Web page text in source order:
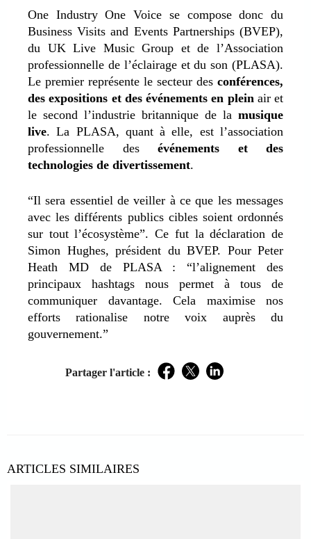
One Industry One Voice se compose donc du
Business Visits and Events Partnerships (BVEP),
du UK Live Music Group et de l’Association
professionnelle de l’éclairage et du son (PLASA).
Le premier représente le secteur des conférences,
des expositions et des événements en plein air et
le second l’industrie britannique de la musique
live. La PLASA, quant à elle, est l’association
professionnelle desévénements et des
technologies de divertissement.
“Il sera essentiel de veiller à ce que les messages
avec les différents publics cibles soient ordonnés
sur tout l’écosystème”. Ce fut la déclaration de
Simon Hughes, président du BVEP. Pour Peter
Heath MD de PLASA : “l’alignement des
principaux hashtags nous permet à tous de
communiquer davantage. Cela maximise nos
efforts rationalise notre voix auprès du
gouvernement.”
Partager l'article : Facebook
TwitterLinkedIn
ARTICLES SIMILAIRES